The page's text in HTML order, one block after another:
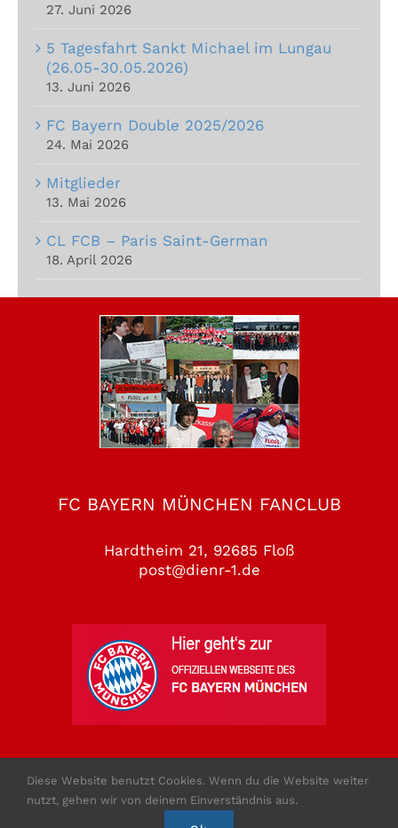
27. Juni 2026
5 Tagesfahrt Sankt Michael im Lungau
(26.05-30.05.2026)
13. Juni 2026
FC Bayern Double 2025/2026
24. Mai 2026
Mitglieder
13. Mai 2026
CL FCB – Paris Saint-German
18. April 2026
FC BAYERN MÜNCHEN FANCLUB
Hardtheim 21, 92685 Floß
post@dienr-1.de
Copyright 2010 - 2026 - FCB Fanclub Floss e.V.
Diese Website benutzt Cookies. Wenn du die Website weiter
nutzt, gehen wir von deinem Einverständnis aus.